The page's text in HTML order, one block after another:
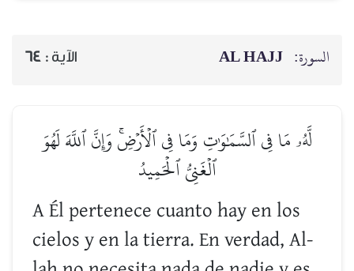
السورة: AL HAJJ الآية : 64
لَّهُۥ مَا فِي ٱلسَّمَٰوَٰتِ وَمَا فِي ٱلۡأَرۡضِۚ وَإِنَّ ٱللَّهَ لَهُوَ
ٱلۡغَنِيُّ ٱلۡحَمِيدُ
A Él pertenece cuanto hay en los
cielos y en la tierra. En verdad, Al-